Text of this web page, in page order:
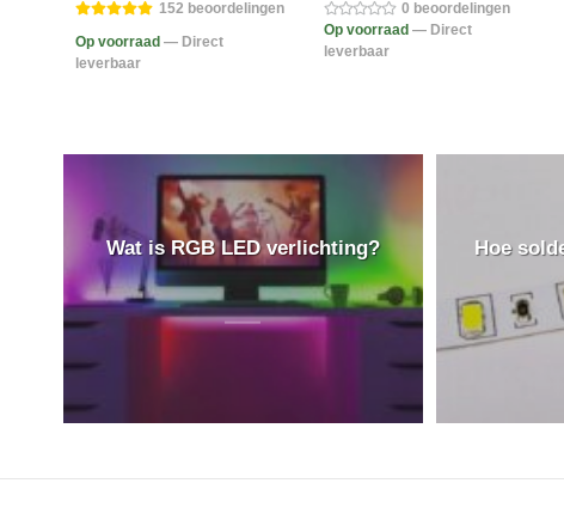
152 beoordelingen
Op voorraad — Direct
leverbaar
0 beoordelingen
Op voorraad — Direct
leverbaar
Wat is RGB LED verlichting? Hoe